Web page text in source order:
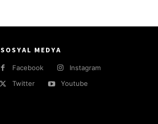
SOSYAL MEDYA
Facebook
Instagram
Twitter
Youtube